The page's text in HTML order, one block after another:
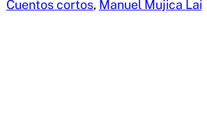
Cuentos cortos, Manuel Mujica